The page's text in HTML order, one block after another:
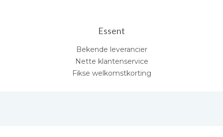
Essent
Bekende leverancier
Nette klantenservice
Fikse welkomstkorting